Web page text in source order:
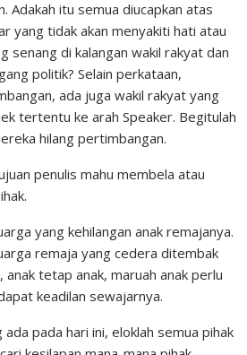
Adakah itu semua diucapkan atas
yang tidak akan menyakiti hati atau
senang di kalangan wakil rakyat dan
politik? Selain perkataan,
ada juga wakil rakyat yang
tertentu ke arah Speaker. Begitulah
hilang pertimbangan.
penulis mahu membela atau
yang kehilangan anak remajanya.
remaja yang cedera ditembak
tetap anak, maruah anak perlu
keadilan sewajarnya.
pada hari ini, eloklah semua pihak